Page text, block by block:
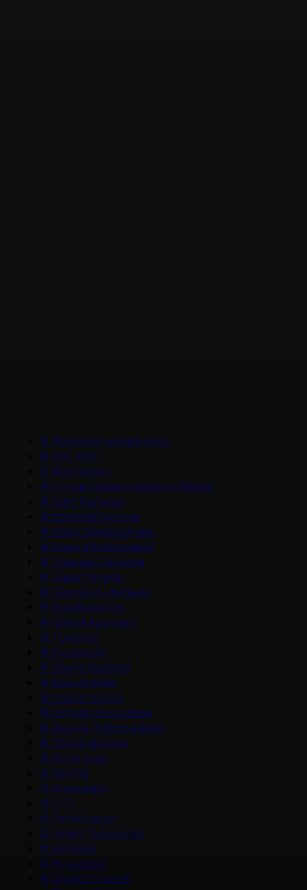
# Документальное кино
# НМГ ДОК
# Фестивали
# Что мы знаем о планете Земля
# Цикл Великие
#Алексей Гуськов
# Марк Эйдельштейн
# Никита Кологривый
# Главные Сериалы
# Саша Петров
# Смотреть фильмы
# Юра Борисов
# Мария Аронова
# Трейлер
# Рецензия
# После Фишера
# Война и Мир
# Новости кино
#Андрей Золотарев
# Федор Добронравов
# Обзор фильма
# Фонд Кино
# РЕН ТВ
# Домашний
# СТС
# Пятый канал
# Чайка Терешкова
# Невский
# Интервью
# Юрий Стоянов